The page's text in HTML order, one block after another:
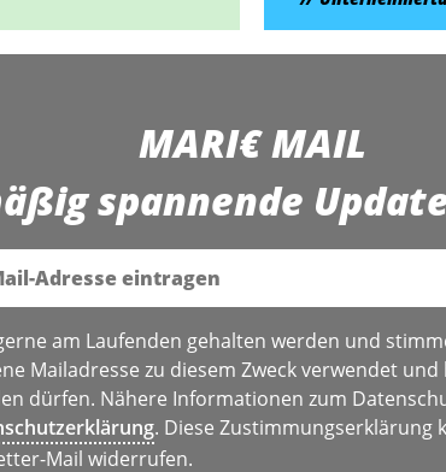
könnte und 3
was du jetzt
MARI€ MAIL
spannende
am Laufenden gehalten werden und
Mailadresse zu diesem Zweck verwendet
dürfen. Nähere Informationen zum
. Diese Zustimmungserklärung
Mail widerrufen.